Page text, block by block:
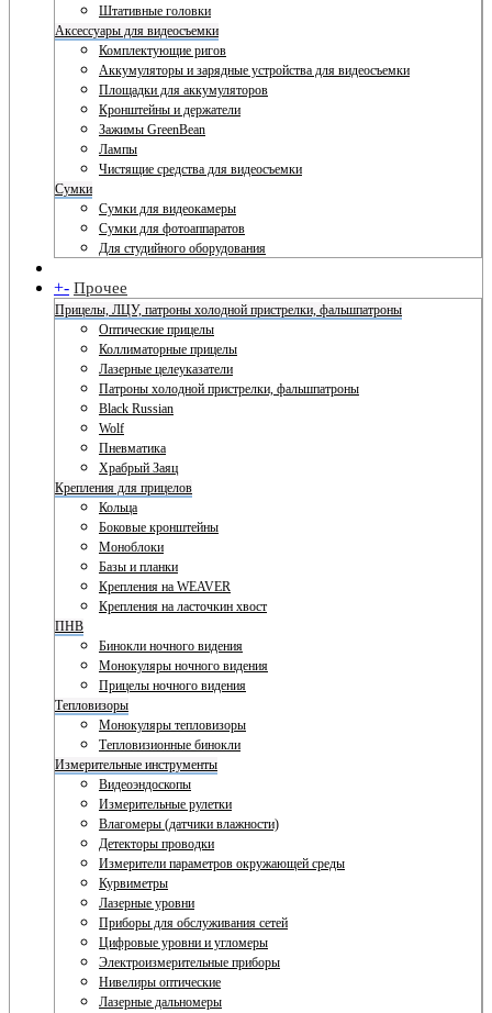
Штативные головки
Аксессуары для видеосъемки
Комплектующие ригов
Аккумуляторы и зарядные устройства для видеосъемки
Площадки для аккумуляторов
Кронштейны и держатели
Зажимы GreenBean
Лампы
Чистящие средства для видеосъемки
Сумки
Сумки для видеокамеры
Сумки для фотоаппаратов
Для студийного оборудования
+- Прочее
Прицелы, ЛЦУ, патроны холодной пристрелки, фальшпатроны
Оптические прицелы
Коллиматорные прицелы
Лазерные целеуказатели
Патроны холодной пристрелки, фальшпатроны
Black Russian
Wolf
Пневматика
Храбрый Заяц
Крепления для прицелов
Кольца
Боковые кронштейны
Моноблоки
Базы и планки
Крепления на WEAVER
Крепления на ласточкин хвост
ПНВ
Бинокли ночного видения
Монокуляры ночного видения
Прицелы ночного видения
Тепловизоры
Монокуляры тепловизоры
Тепловизионные бинокли
Измерительные инструменты
Видеоэндоскопы
Измерительные рулетки
Влагомеры (датчики влажности)
Детекторы проводки
Измерители параметров окружающей среды
Курвиметры
Лазерные уровни
Приборы для обслуживания сетей
Цифровые уровни и угломеры
Электроизмерительные приборы
Нивелиры оптические
Лазерные дальномеры